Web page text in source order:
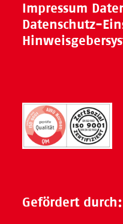
Impressum
Datenschutz-
Gefördert durch: